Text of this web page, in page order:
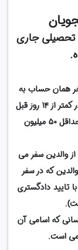
تحصیلی جاری
.
+ گردش ۳ ماه آخر همان حساب به
انگلیسی با مهر و امضاء بانک صادر شده در کمتر از ۱۴ روز قبل
از تاریخ انگشت نگاری (به ازای هر نفر حداقل ۵۰ میلیون
بدون یکی از والدین سفر می
که در سفر
تایید دادگستری
که اسامی آن
است.